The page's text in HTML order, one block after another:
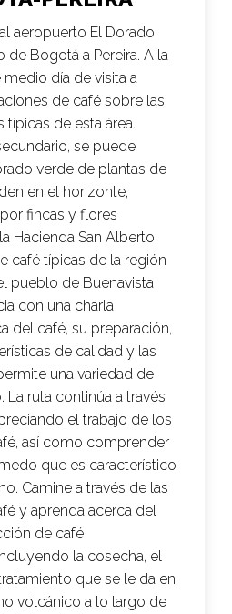
aeropuerto El Dorado
de Bogotá a Pereira. A la
día de visita a
de café sobre las
típicas de esta área.
se puede
verde de plantas de
en el horizonte,
fincas y flores
Hacienda San Alberto
café típicas de la región
pueblo de Buenavista
con una charla
del café, su preparación,
de calidad y las
una variedad de
La ruta continúa a través
el trabajo de los
así como comprender
que es característico
Camine a través de las
y aprenda acerca del
de café
la cosecha, el
que se le da en
volcánico a lo largo de